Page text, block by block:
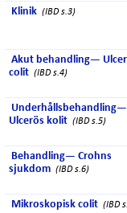
Klinik (IBD s.3)
Akut behandling—
colit (IBD s.4)
Underhållsbehandling—
Ulcerös kolit (IBD s.5)
Behandling— Crohns
sjukdom (IBD s.6)
Mikroskopisk colit (IBD